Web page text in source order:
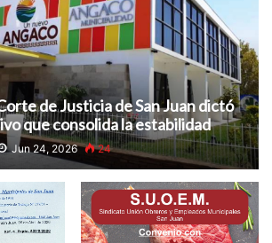
de Justicia de San Juan dictó
que consolida la estabilidad
Jun 24, 2026 24